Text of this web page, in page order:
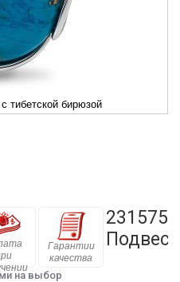
тибетской бирюзой
Гарантии
качества
231575
Подвес
на выбор